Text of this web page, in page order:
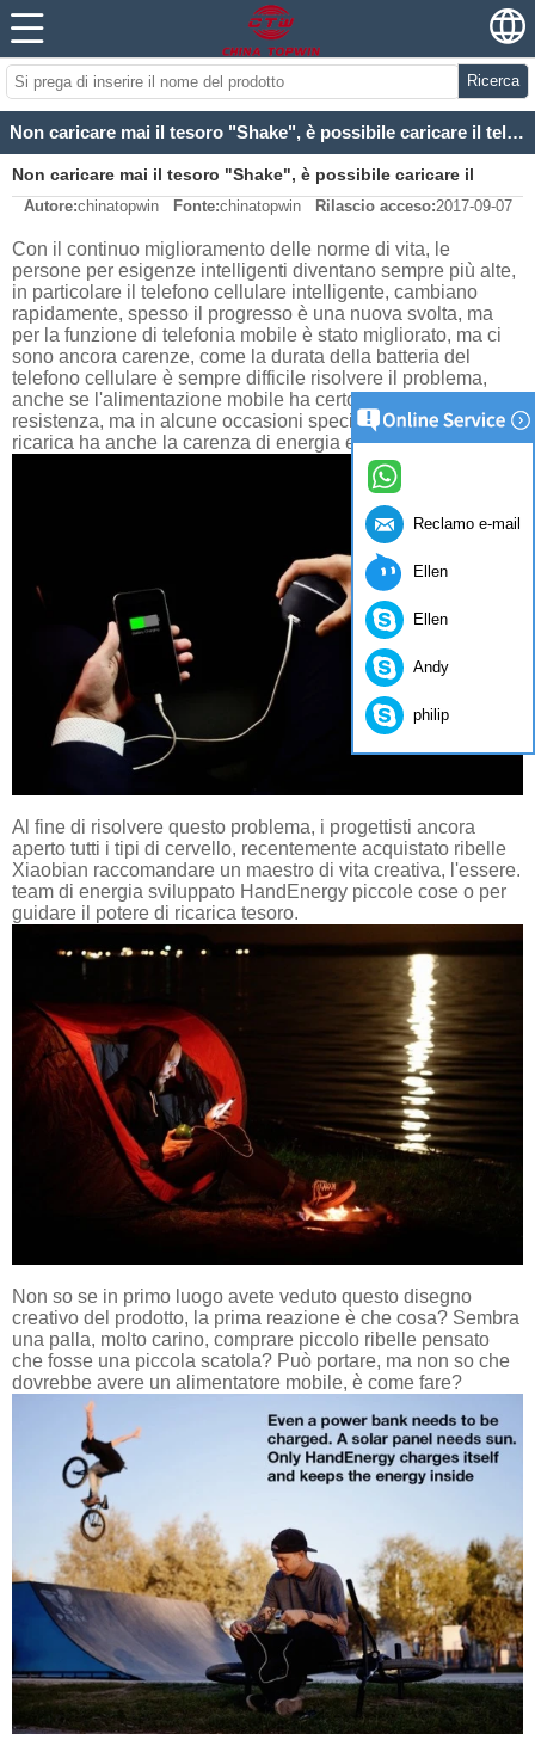
Ricerca
Non caricare mai il tesoro "Shake", è possibile caricare il telefono
Non caricare mai il tesoro "Shake", è possibile caricare il
telefono
Autore:chinatopwin Fonte:chinatopwin Rilascio acceso:2017-09-07
Con il continuo miglioramento delle norme di vita, le
persone per esigenze intelligenti diventano sempre più alte,
in particolare il telefono cellulare intelligente, cambiano
rapidamente, spesso il progresso è una nuova svolta, ma
per la funzione di telefonia mobile è stato migliorato, ma ci
sono ancora carenze, come la durata della batteria del
telefono cellulare è sempre difficile risolvere il problema,
anche se l'alimentazione mobile ha certo effetto sulla
resistenza, ma in alcune occasioni speciali, il tesoro di
ricarica ha anche la carenza di energia elettrica. Come fare?
Al fine di risolvere questo problema, i progettisti ancora
aperto tutti i tipi di cervello, recentemente acquistato ribelle
Xiaobian raccomandare un maestro di vita creativa, l'essere.
team di energia sviluppato HandEnergy piccole cose o per
guidare il potere di ricarica tesoro.
Non so se in primo luogo avete veduto questo disegno
creativo del prodotto, la prima reazione è che cosa? Sembra
una palla, molto carino, comprare piccolo ribelle pensato
che fosse una piccola scatola? Può portare, ma non so che
dovrebbe avere un alimentatore mobile, è come fare?
Reclamo e-mail
Ellen
Ellen
Andy
philip